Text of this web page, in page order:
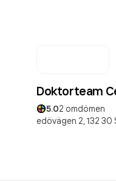
Doktorteam
5.02 omdömen
edövägen 2, 132 30